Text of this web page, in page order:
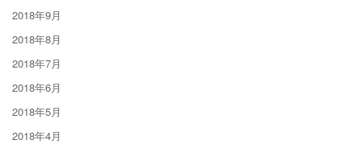
2018年9月
2018年8月
2018年7月
2018年6月
2018年5月
2018年4月